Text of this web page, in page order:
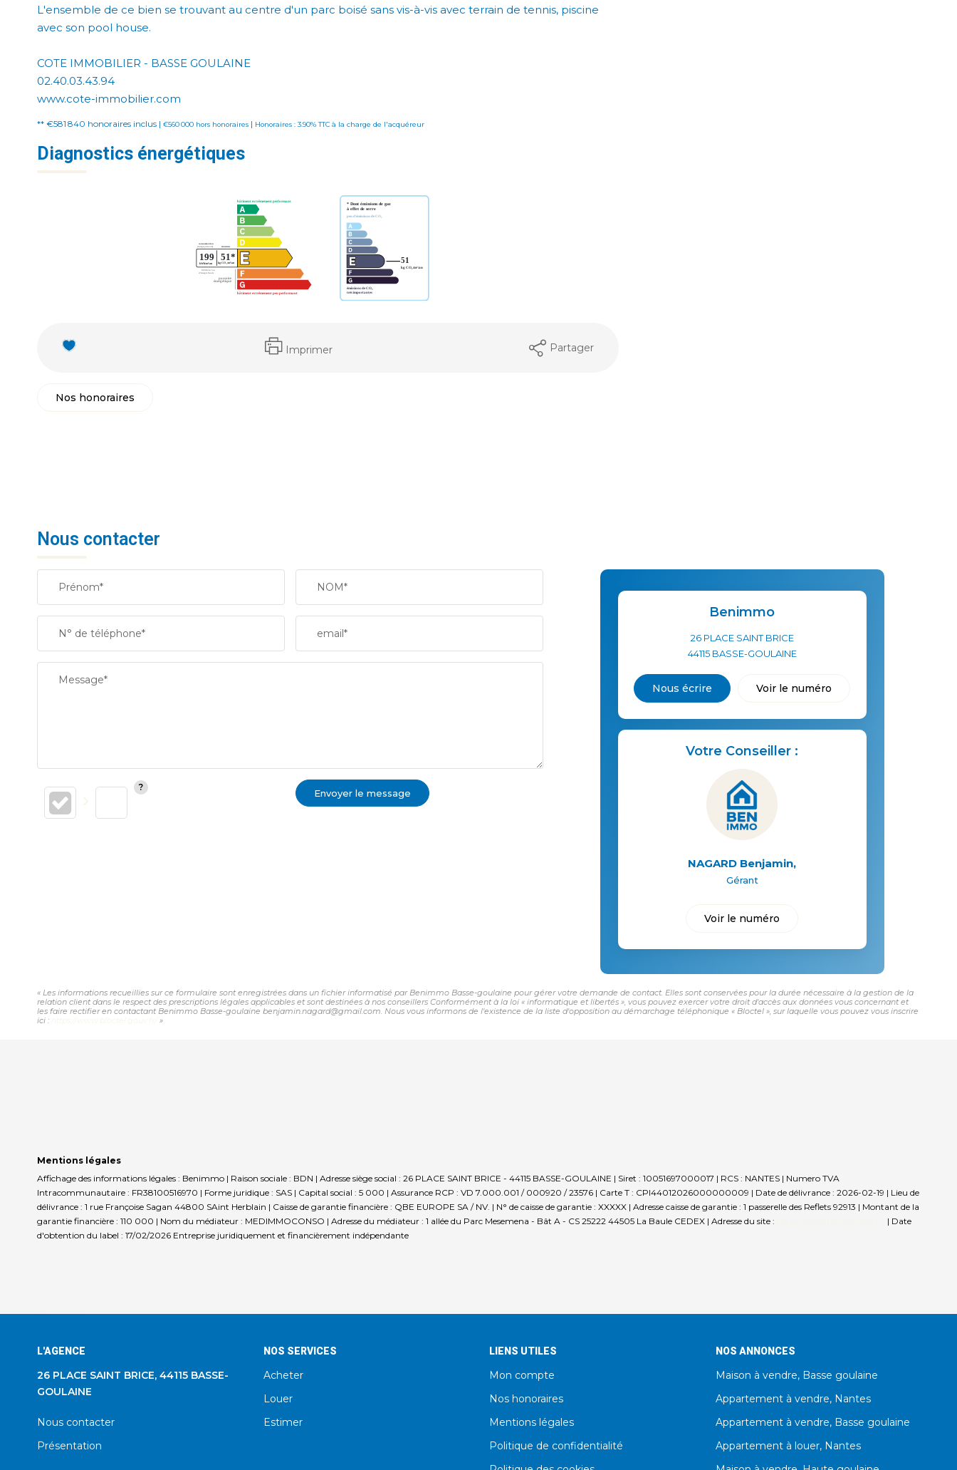
L'ensemble de ce bien se trouvant au centre d'un parc boisé sans vis-à-vis avec terrain de tennis, piscine
avec son pool house.
COTE IMMOBILIER - BASSE GOULAINE
02.40.03.43.94
www.cote-immobilier.com
** €581 840 honoraires inclus | €560 000 hors honoraires | Honoraires : 3.90% TTC à la charge de l'acquéreur
Diagnostics énergétiques
Imprimer Partager
Nos honoraires
Nous contacter
Prénom* NOM*
N° de téléphone* email*
Message*
Envoyer le message
Benimmo
26 PLACE SAINT BRICE
44115 BASSE-GOULAINE
Nous écrire Voir le numéro
Votre Conseiller :
NAGARD Benjamin,
Gérant
Voir le numéro
« Les informations recueillies sur ce formulaire sont enregistrées dans un fichier informatisé par Benimmo Basse-goulaine pour gérer votre demande de contact. Elles sont conservées pour la durée nécessaire à la gestion de la
relation client dans le respect des prescriptions légales applicables et sont destinées à nos conseillers Conformément à la loi « informatique et libertés », vous pouvez exercer votre droit d'accès aux données vous concernant et
les faire rectifier en contactant Benimmo Basse-goulaine benjamin.nagard@gmail.com. Nous vous informons de l'existence de la liste d'opposition au démarchage téléphonique « Bloctel », sur laquelle vous pouvez vous inscrire
ici :
»
Mentions légales
Affichage des informations légales : Benimmo | Raison sociale : BDN | Adresse siège social : 26 PLACE SAINT BRICE - 44115 BASSE-GOULAINE | Siret : 10051697000017 | RCS : NANTES | Numero TVA
Intracommunautaire : FR38100516970 | Forme juridique : SAS | Capital social : 5 000 | Assurance RCP : VD 7.000.001 / 000920 / 23576 | Carte T : CPI44012026000000009 | Date de délivrance : 2026-02-19 | Lieu de
délivrance : 1 rue Françoise Sagan 44800 SAint Herblain | Caisse de garantie financière : QBE EUROPE SA / NV. | N° de caisse de garantie : XXXXX | Adresse caisse de garantie : 1 passerelle des Reflets 92913 | Montant de la
garantie financière : 110 000 | Nom du médiateur : MEDIMMOCONSO | Adresse du médiateur : 1 allée du Parc Mesemena - Bât A - CS 25222 44505 La Baule CEDEX | Adresse du site :
| Date
d'obtention du label : 17/02/2026 Entreprise juridiquement et financièrement indépendante
L'AGENCE
26 PLACE SAINT BRICE, 44115 BASSE-
GOULAINE
Nous contacter
Présentation
NOS SERVICES
Acheter
Louer
Estimer
LIENS UTILES
Mon compte
Nos honoraires
Mentions légales
Politique de confidentialité
NOS ANNONCES
Maison à vendre, Basse goulaine
Appartement à vendre, Nantes
Appartement à vendre, Basse goulaine
Appartement à louer, Nantes